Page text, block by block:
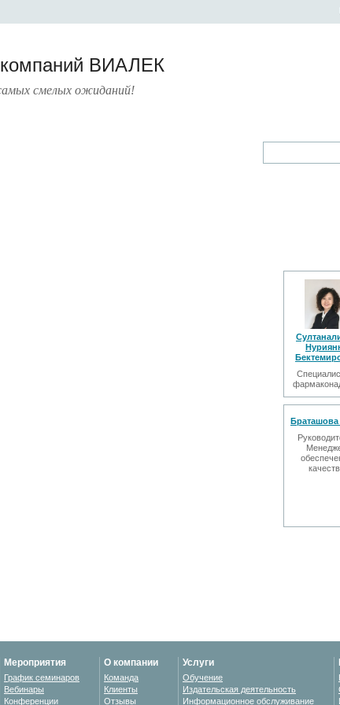
компаний ВИАЛЕК
смелых ожиданий!
Мероприятия
График семинаров
Вебинары
Конференции
О компании
Команда
Клиенты
Отзывы
Услуги
Обучение
Издательская деятельность
Информационное обслуживание